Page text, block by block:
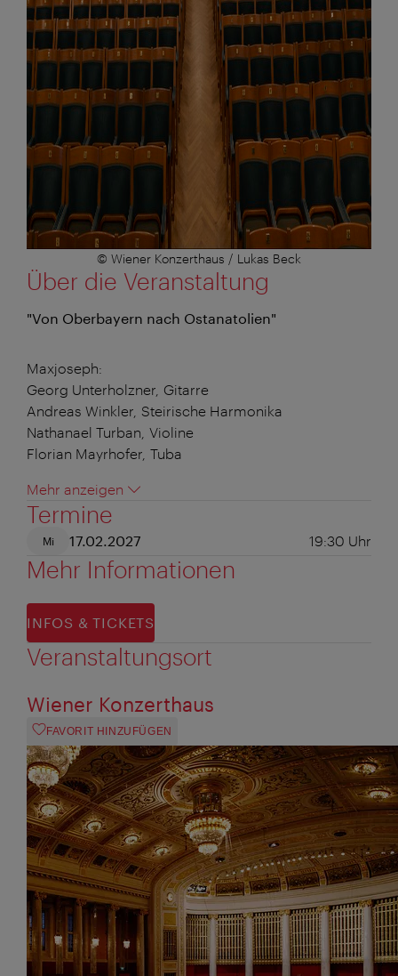
© Wiener Konzerthaus / Lukas Beck
Über die Veranstaltung
"Von Oberbayern nach Ostanatolien"
Maxjoseph:
Georg Unterholzner, Gitarre
Andreas Winkler, Steirische Harmonika
Nathanael Turban, Violine
Florian Mayrhofer, Tuba
Mehr anzeigen
Termine
Mi 17.02.2027 19:30 Uhr
Mehr Informationen
INFOS & TICKETS
Veranstaltungsort
Wiener Konzerthaus
FAVORIT HINZUFÜGEN